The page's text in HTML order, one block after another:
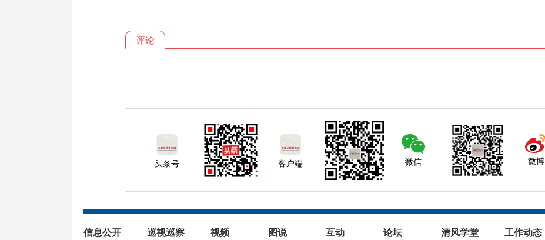
评论
头条号 客户端 微信 微博
信息公开 巡视巡察 视频 图说 互动 论坛 清风学堂 工作动态